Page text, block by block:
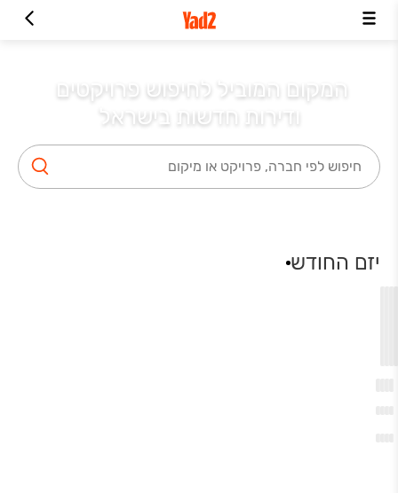
המקום המוביל לחיפוש פרויקטים
ודירות חדשות בישראל
יזם החודש